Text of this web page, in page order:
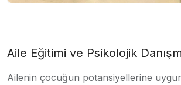
Aile Eğitimi ve Psikolojik
Ailenin çocuğun potansiyellerine